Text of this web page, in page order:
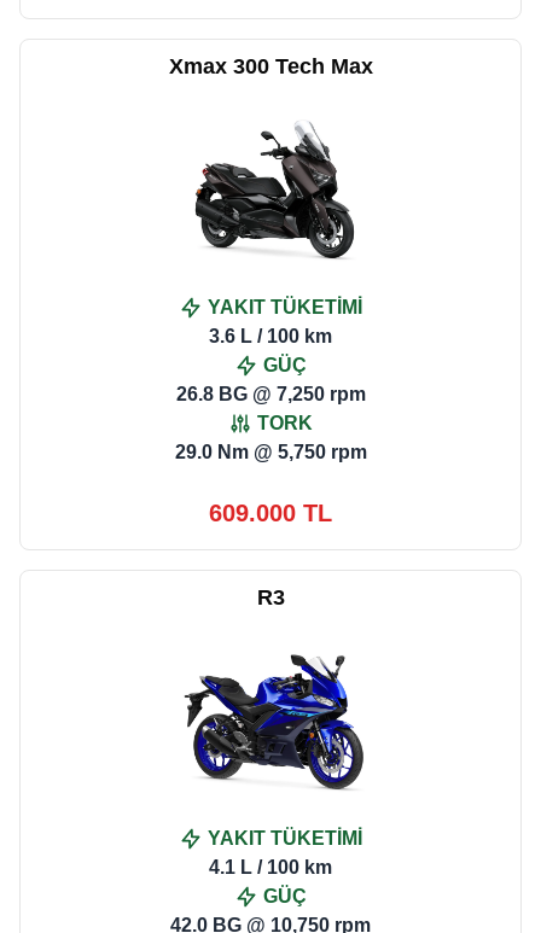
Xmax 300 Tech Max
YAKIT TÜKETİMİ
3.6 L / 100 km
GÜÇ
26.8 BG @ 7,250 rpm
TORK
29.0 Nm @ 5,750 rpm
609.000 TL
R3
YAKIT TÜKETİMİ
4.1 L / 100 km
GÜÇ
42.0 BG @ 10,750 rpm